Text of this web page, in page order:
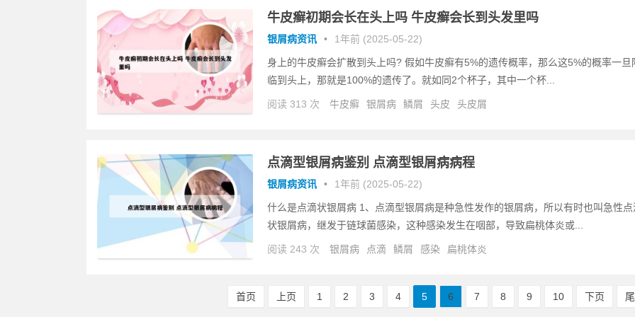
牛皮癣初期会长在头上吗 牛皮癣会长到头发里吗
银屑病资讯 • 1年前 (2025-05-22)
身上的牛皮癣会扩散到头上吗? 假如牛皮癣有5%的遗传概率，那么这5%的概率一旦
临到头上，那就是100%的遗传了。就如同2个杯子，其中一个杯...
阅读 313 次 牛皮癣 银屑病 鳞屑 头皮 头皮屑
点滴型银屑病鉴别 点滴型银屑病病程
银屑病资讯 • 1年前 (2025-05-22)
什么是点滴状银屑病 1、点滴型银屑病是种急性发作的银屑病，所以有时也叫急性点
状银屑病，继发于链球菌感染，这种感染发生在咽部，导致扁桃体炎或...
阅读 243 次 银屑病 点滴 鳞屑 感染 扁桃体炎
首页 上页 1 2 3 4 5 6 7 8 9 10 下页